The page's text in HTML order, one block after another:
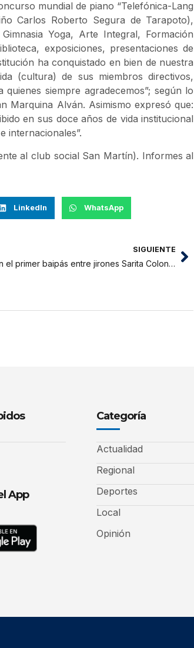
mundial de piano “Telefónica-Lang
Carlos Roberto Segura de Tarapoto),
Yoga, Arte Integral, Formación
exposiciones, presentaciones de
ha conquistado en bien de nuestra
(cultura) de sus miembros directivos,
siempre agradecemos”; según lo
Marquina Alván. Asimismo expresó que:
en sus doce años de vida institucional
internacionales”.
al club social San Martín). Informes al
LinkedIn WhatsApp
SIGUIENTE
Construyen el primer baipás entre jirones Sarita Colonia y Alfonso Ugarte
App
Categoría
Actualidad
Regional
Deportes
Local
Opinión